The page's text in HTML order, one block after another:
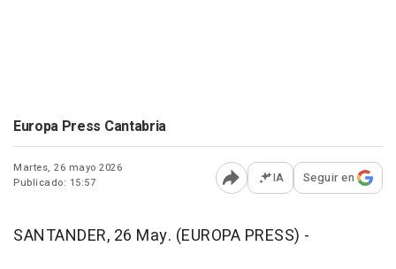
Europa Press Cantabria
Martes, 26 mayo 2026
Publicado: 15:57
Abrir opciones para
IA Seguir en
SANTANDER, 26 May. (EUROPA PRESS) -